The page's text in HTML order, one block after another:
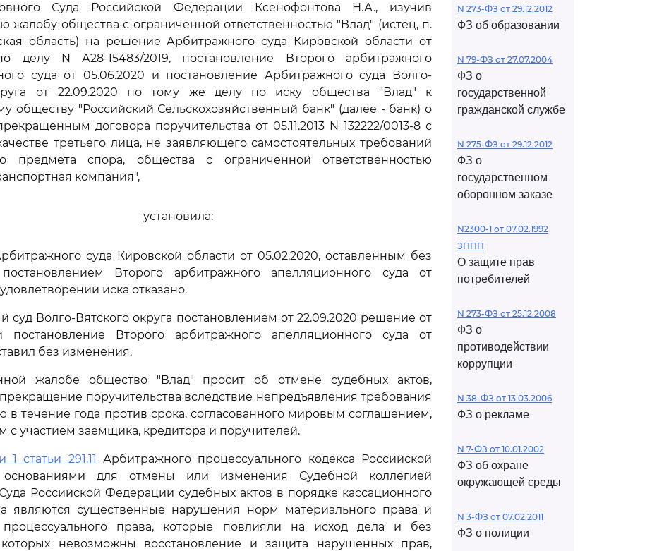
Суда Российской Федерации Ксенофонтова Н.А., изучив
жалобу общества с ограниченной ответственностью "Влад" (истец, п.
область) на решение Арбитражного суда Кировской области от
делу N А28-15483/2019, постановление Второго арбитражного
суда от 05.06.2020 и постановление Арбитражного суда Волго-
от 22.09.2020 по тому же делу по иску общества "Влад" к
обществу "Российский Сельскохозяйственный банк" (далее - банк) о
договора поручительства от 05.11.2013 N 132222/0013-8 с
третьего лица, не заявляющего самостоятельных требований
предмета спора, общества с ограниченной ответственностью
компания",
установила:
суда Кировской области от 05.02.2020, оставленным без
Второго арбитражного апелляционного суда от
иска отказано.
суд Волго-Вятского округа постановлением от 22.09.2020 решение от
постановление Второго арбитражного апелляционного суда от
без изменения.
жалобе общество "Влад" просит об отмене судебных актов,
поручительства вследствие непредъявления требования
в течение года против срока, согласованного мировым соглашением,
с участием заемщика, кредитора и поручителей.
1 статьи 291.11 Арбитражного процессуального кодекса Российской
для отмены или изменения Судебной коллегией
Российской Федерации судебных актов в порядке кассационного
являются существенные нарушения норм материального права и
права, которые повлияли на исход дела и без
которых невозможны восстановление и защита нарушенных прав,
N 273-ФЗ от 29.12.2012
ФЗ об образовании
N 79-ФЗ от 27.07.2004
ФЗ о
государственной
гражданской службе
N 275-ФЗ от 29.12.2012
ФЗ о
государственном
оборонном заказе
N2300-1 от 07.02.1992
ЗППП
О защите прав
потребителей
N 273-ФЗ от 25.12.2008
ФЗ о
противодействии
коррупции
N 38-ФЗ от 13.03.2006
ФЗ о рекламе
N 7-ФЗ от 10.01.2002
ФЗ об охране
окружающей среды
N 3-ФЗ от 07.02.2011
ФЗ о полиции